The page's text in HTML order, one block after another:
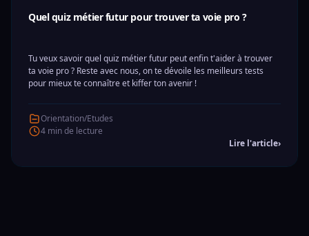
Quel quiz métier futur pour trouver ta voie pro ?
Tu veux savoir quel quiz métier futur peut enfin t'aider à trouver
ta voie pro ? Reste avec nous, on te dévoile les meilleurs tests
pour mieux te connaître et kiffer ton avenir !
Orientation/Etudes
4 min de lecture
Lire l'article›